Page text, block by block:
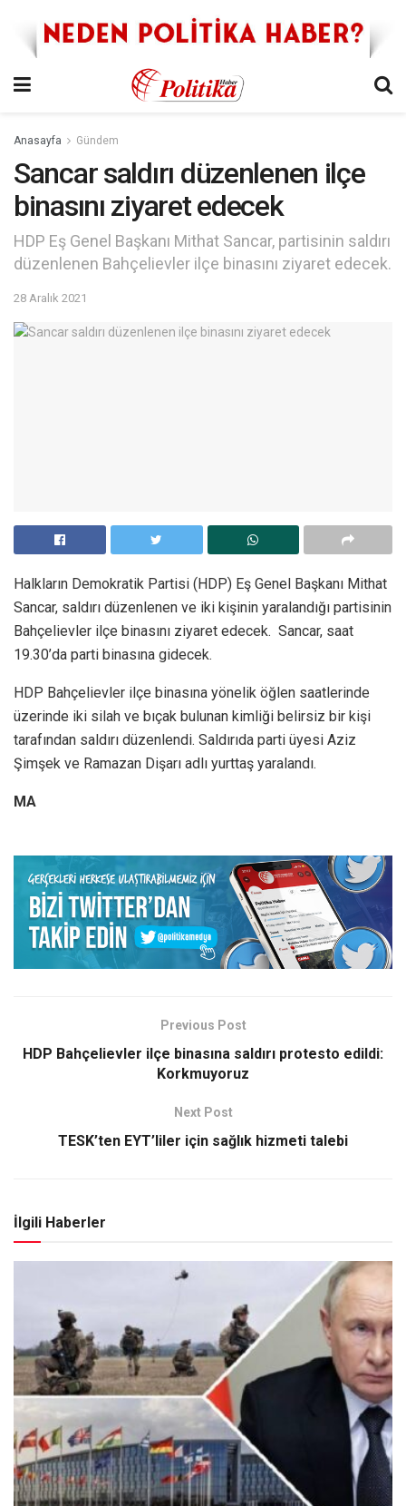
Anasayfa Gündem
Sancar saldırı düzenlenen ilçe
binasını ziyaret edecek
HDP Eş Genel Başkanı Mithat Sancar, partisinin saldırı
düzenlenen Bahçelievler ilçe binasını ziyaret edecek.
28 Aralık 2021
Halkların Demokratik Partisi (HDP) Eş Genel Başkanı Mithat
Sancar, saldırı düzenlenen ve iki kişinin yaralandığı partisinin
Bahçelievler ilçe binasını ziyaret edecek. Sancar, saat
19.30’da parti binasına gidecek.
HDP Bahçelievler ilçe binasına yönelik öğlen saatlerinde
üzerinde iki silah ve bıçak bulunan kimliği belirsiz bir kişi
tarafından saldırı düzenlendi. Saldırıda parti üyesi Aziz
Şimşek ve Ramazan Dişarı adlı yurttaş yaralandı.
MA
Previous Post
HDP Bahçelievler ilçe binasına saldırı protesto edildi:
Korkmuyoruz
Next Post
TESK’ten EYT’liler için sağlık hizmeti talebi
İlgili Haberler